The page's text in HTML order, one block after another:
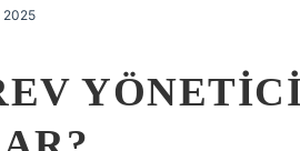
2025